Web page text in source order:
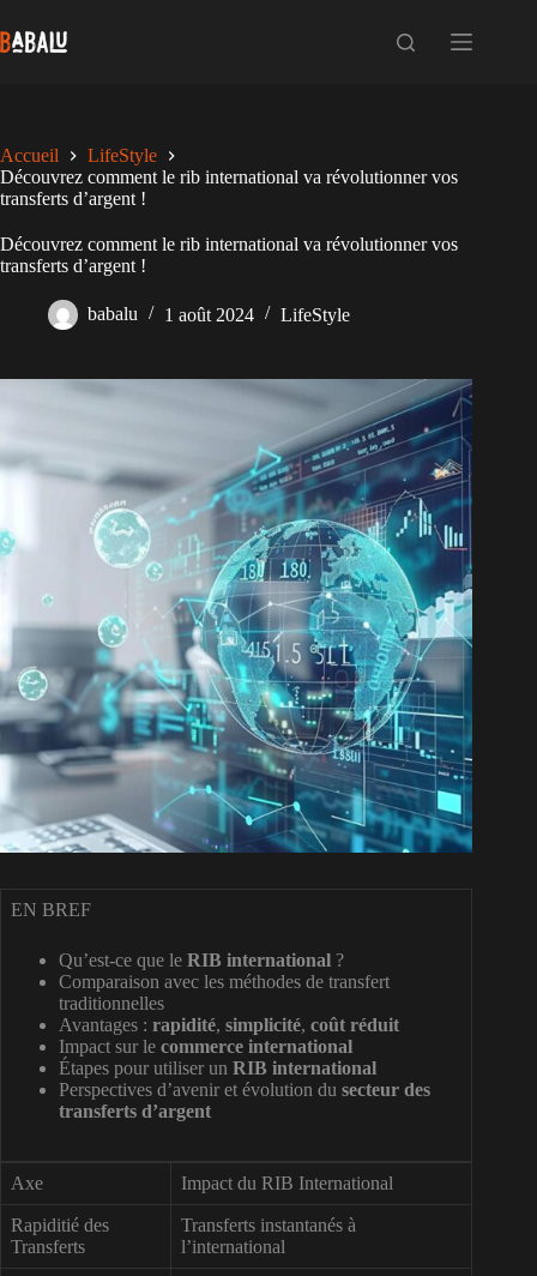
au
contenu
Accueil
LifeStyle
Découvrez comment le rib international va révolutionner vos
transferts d’argent !
Découvrez comment le rib international va révolutionner vos
transferts d’argent !
babalu 1 août 2024 LifeStyle
EN BREF
Qu’est-ce que le RIB international ?
Comparaison avec les méthodes de transfert
traditionnelles
Avantages : rapidité, simplicité, coût réduit
Impact sur le commerce international
Étapes pour utiliser un RIB international
Perspectives d’avenir et évolution du secteur des
transferts d’argent
Axe Impact du RIB International
Rapiditié des
Transferts
Transferts instantanés à
l’international